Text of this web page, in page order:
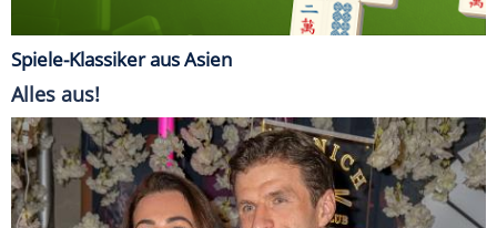
Spiele-Klassiker aus Asien
Alles aus!